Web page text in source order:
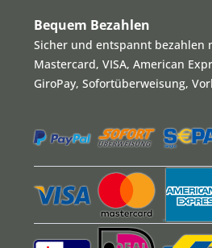
Bequem Bezahlen
Sicher und entspannt bezahlen
Mastercard, VISA, American
GiroPay, Sofortüberweisung,